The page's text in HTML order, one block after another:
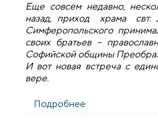
Еще совсем недавно,
назад, приход храма свт.
Симферопольского
своих братьев –
Софийской общины
И вот новая встреча с
вере.
Подробнее
города